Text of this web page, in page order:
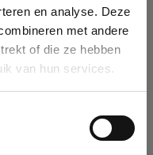
en analyse. Deze
met andere
of die ze hebben
van hun services.
details
by name, VAT or
it will auto-complete the
database, you can create